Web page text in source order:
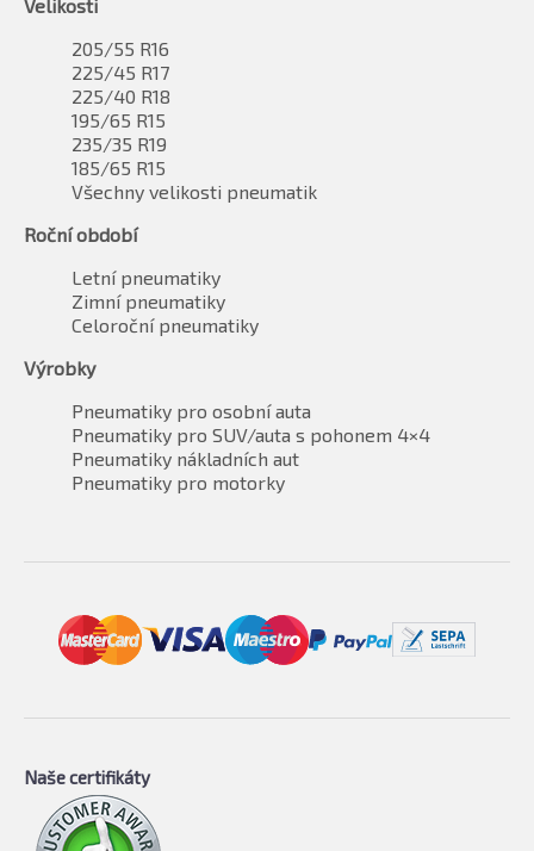
Velikosti
205/55 R16
225/45 R17
225/40 R18
195/65 R15
235/35 R19
185/65 R15
Všechny velikosti pneumatik
Roční období
Letní pneumatiky
Zimní pneumatiky
Celoroční pneumatiky
Výrobky
Pneumatiky pro osobní auta
Pneumatiky pro SUV/auta s pohonem 4×4
Pneumatiky nákladních aut
Pneumatiky pro motorky
Naše certifikáty